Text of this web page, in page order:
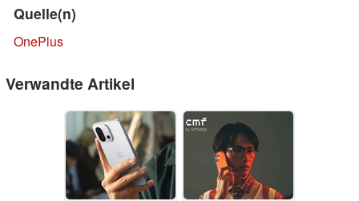
Quelle(n)
OnePlus
Verwandte Artikel